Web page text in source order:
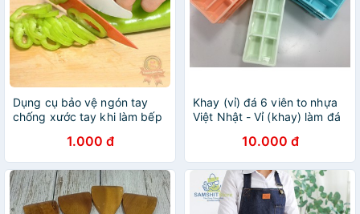
Dụng cụ bảo vệ ngón tay
chống xước tay khi làm bếp
1.000 đ
Khay (vỉ) đá 6 viên to nhựa
Việt Nhật - Vỉ (khay) làm đá
10.000 đ